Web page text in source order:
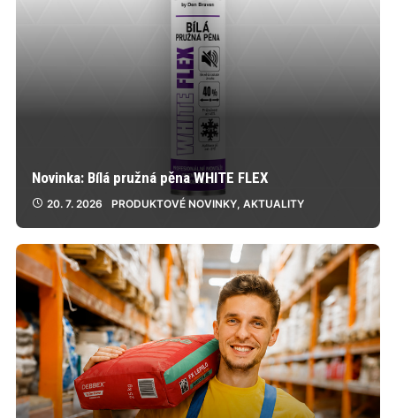
Novinka: Bílá pružná pěna WHITE FLEX
20. 7. 2026 PRODUKTOVÉ NOVINKY, AKTUALITY